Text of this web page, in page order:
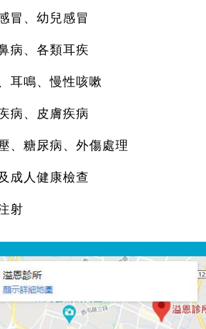
冒、幼兒感冒
病、各類耳疾
耳鳴、慢性咳嗽
病、皮膚疾病
、糖尿病、外傷處理
成人健康檢查
射